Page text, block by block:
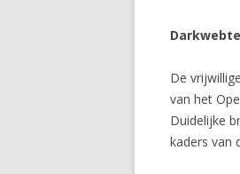
De
van het
Duidelijke
kaders van